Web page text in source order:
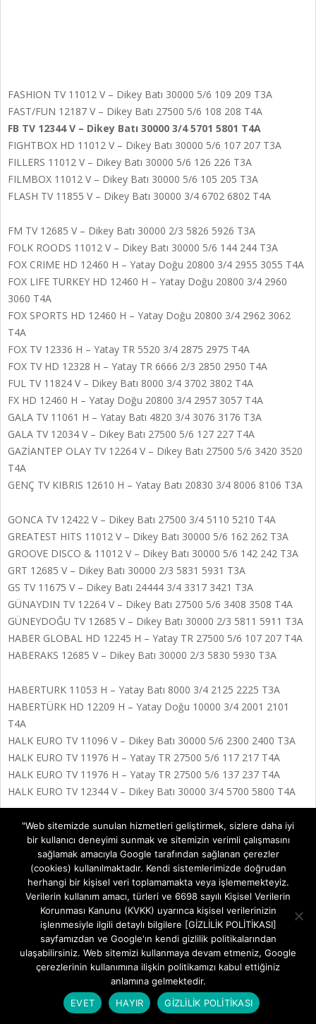
FASHION TV 11012 V – Dikey Batı 30000 5/6 109 209 T3A
FAST/FUN 12187 V – Dikey Batı 27500 5/6 108 208 T4A
FB TV 12344 V – Dikey Batı 30000 3/4 5701 5801 T4A
FIGHTBOX HD 11012 V – Dikey Batı 30000 5/6 107 207 T3A
FILLERS 11012 V – Dikey Batı 30000 5/6 126 226 T3A
FILMBOX 11012 V – Dikey Batı 30000 5/6 105 205 T3A
FLASH TV 11855 V – Dikey Batı 30000 3/4 6702 6802 T4A
FM TV 12685 V – Dikey Batı 30000 2/3 5826 5926 T3A
FOLK ROODS 11012 V – Dikey Batı 30000 5/6 144 244 T3A
FOX CRIME HD 12460 H – Yatay Doğu 20800 3/4 2955 3055 T4A
FOX LIFE TURKEY HD 12460 H – Yatay Doğu 20800 3/4 2960
3060 T4A
FOX SPORTS HD 12460 H – Yatay Doğu 20800 3/4 2962 3062
T4A
FOX TV 12336 H – Yatay TR 5520 3/4 2875 2975 T4A
FOX TV HD 12328 H – Yatay TR 6666 2/3 2850 2950 T4A
FUL TV 11824 V – Dikey Batı 8000 3/4 3702 3802 T4A
FX HD 12460 H – Yatay Doğu 20800 3/4 2957 3057 T4A
GALA TV 11061 H – Yatay Batı 4820 3/4 3076 3176 T3A
GALA TV 12034 V – Dikey Batı 27500 5/6 127 227 T4A
GAZİANTEP OLAY TV 12264 V – Dikey Batı 27500 5/6 3420 3520
T4A
GENÇ TV KIBRIS 12610 H – Yatay Batı 20830 3/4 8006 8106 T3A
GONCA TV 12422 V – Dikey Batı 27500 3/4 5110 5210 T4A
GREATEST HITS 11012 V – Dikey Batı 30000 5/6 162 262 T3A
GROOVE DISCO & 11012 V – Dikey Batı 30000 5/6 142 242 T3A
GRT 12685 V – Dikey Batı 30000 2/3 5831 5931 T3A
GS TV 11675 V – Dikey Batı 24444 3/4 3317 3421 T3A
GÜNAYDIN TV 12264 V – Dikey Batı 27500 5/6 3408 3508 T4A
GÜNEYDOĞU TV 12685 V – Dikey Batı 30000 2/3 5811 5911 T3A
HABER GLOBAL HD 12245 H – Yatay TR 27500 5/6 107 207 T4A
HABERAKS 12685 V – Dikey Batı 30000 2/3 5830 5930 T3A
HABERTURK 11053 H – Yatay Batı 8000 3/4 2125 2225 T3A
HABERTÜRK HD 12209 H – Yatay Doğu 10000 3/4 2001 2101
T4A
HALK EURO TV 11096 V – Dikey Batı 30000 5/6 2300 2400 T3A
HALK EURO TV 11976 H – Yatay TR 27500 5/6 117 217 T4A
HALK EURO TV 11976 H – Yatay TR 27500 5/6 137 237 T4A
HALK EURO TV 12344 V – Dikey Batı 30000 3/4 5700 5800 T4A
HALK TV 12422 V – Dikey Batı 27500 3/4 5100 5200 T4A
HEVİ 11096 V – Dikey Batı 30000 5/6 2301 2401 T3A
HEVİ 11096 V – Dikey Batı 30000 5/6 2303 2403 T3A
HEVİ 11096 V – Dikey Batı 30000 5/6 2302 2402 T3A
HIP HOP 11012 V – Dikey Batı 30000 5/6 138 238 T3A
HISTORY 12072 V – Dikey Batı 27500 5/6 4957 5057 T4A
HISTORY HD 11853 H – Yatay Doğu 25000 3/4 3813 3913 T4A
HIT LIST 11012 V – Dikey Batı 30000 5/6 163 263 T3A
HİLAL TV 12685 V – Dikey Batı 30000 2/3 5803 5903 T3A
HOT COUNTRY UK 11012 V – Dikey Batı 30000 5/6 101 236 T3A
HOUSE 11012 V – Dikey Batı 30000 5/6 153 253 T3A
HRT AKDENIZ 12685 V – Dikey Batı 30000 2/3 5829 5929 T3A
"Web sitemizde sunulan hizmetleri geliştirmek, sizlere daha iyi
bir kullanıcı deneyimi sunmak ve sitemizin verimli çalışmasını
sağlamak amacıyla Google tarafından sağlanan çerezler
(cookies) kullanılmaktadır. Kendi sistemlerimizde doğrudan
herhangi bir kişisel veri toplamamakta veya işlememekteyiz.
Verilerin kullanım amacı, türleri ve 6698 sayılı Kişisel Verilerin
Korunması Kanunu (KVKK) uyarınca kişisel verilerinizin
işlenmesiyle ilgili detaylı bilgilere [GİZLİLİK POLİTİKASI]
sayfamızdan ve Google'ın kendi gizlilik politikalarından
ulaşabilirsiniz. Web sitemizi kullanmaya devam etmeniz, Google
çerezlerinin kullanımına ilişkin politikamızı kabul ettiğiniz
anlamına gelmektedir.
EVET
HAYIR GİZLİLİK POLİTİKASI